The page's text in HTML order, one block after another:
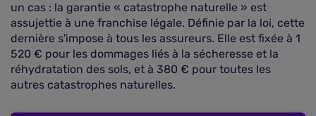
un cas : la garantie « catastrophe naturelle » est
assujettie à une franchise légale. Définie par la loi, cette
dernière s'impose à tous les assureurs. Elle est fixée à 1
520 € pour les dommages liés à la sécheresse et la
réhydratation des sols, et à 380 € pour toutes les
autres catastrophes naturelles.